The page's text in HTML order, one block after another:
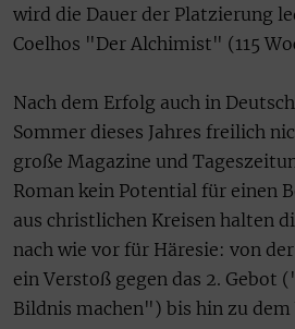
wird die Dauer der Platzierung
Coelhos "Der Alchimist" (115
Nach dem Erfolg auch in
Sommer dieses Jahres freilich
große Magazine und
Roman kein Potential für einen
aus christlichen Kreisen halten
nach wie vor für Häresie: von
ein Verstoß gegen das 2. Gebot
Bildnis machen") bis hin zu